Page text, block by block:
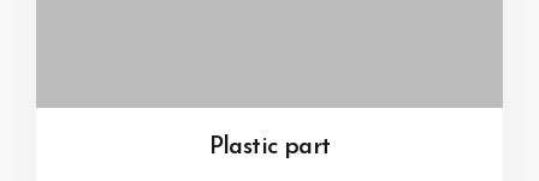
Plastic part